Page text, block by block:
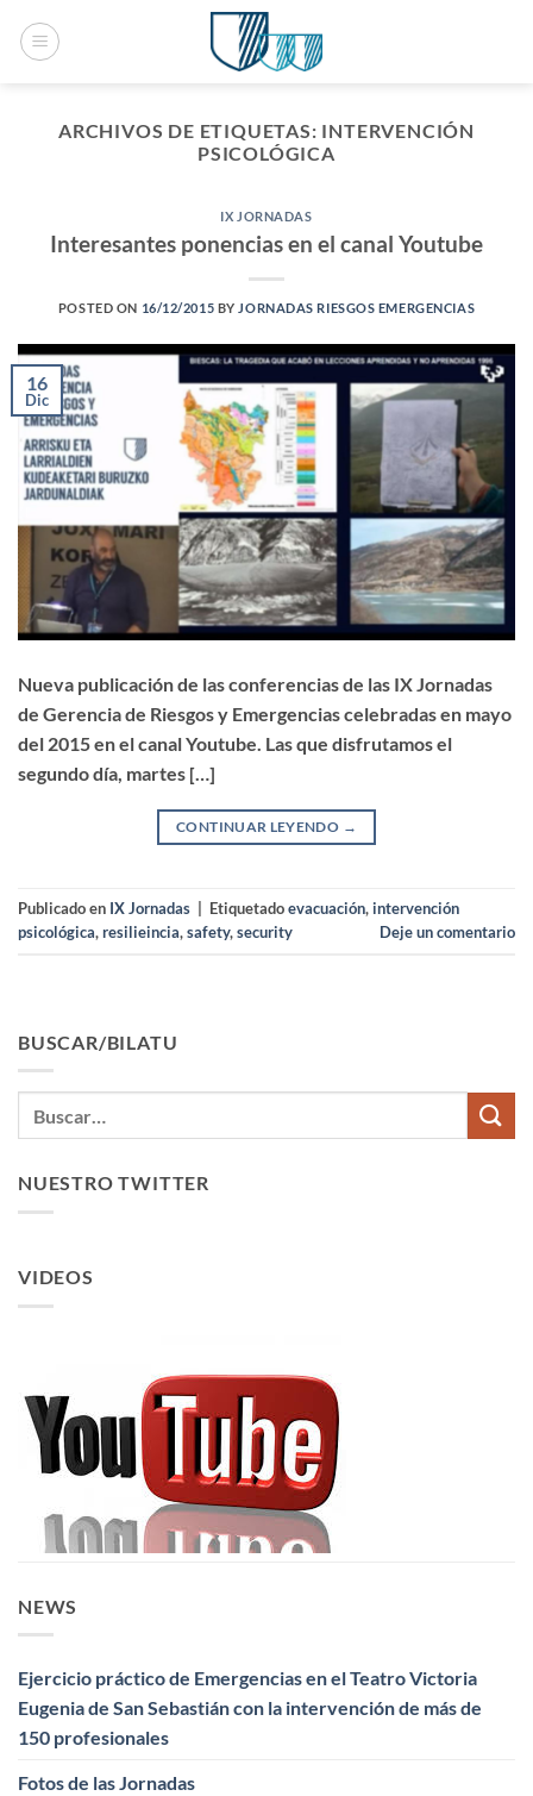
ARCHIVOS DE ETIQUETAS: INTERVENCIÓN
PSICOLÓGICA
IX JORNADAS
Interesantes ponencias en el canal Youtube
POSTED ON 16/12/2015 BY JORNADAS RIESGOS EMERGENCIAS
16
Dic
Nueva publicación de las conferencias de las IX Jornadas
de Gerencia de Riesgos y Emergencias celebradas en mayo
del 2015 en el canal Youtube. Las que disfrutamos el
segundo día, martes […]
CONTINUAR LEYENDO →
Publicado en IX Jornadas Etiquetadoevacuación,intervención
psicológica,resilieincia,safety,security Deje un comentario
BUSCAR/BILATU
NUESTRO TWITTER
VIDEOS
NEWS
Ejercicio práctico de Emergencias en el Teatro Victoria
Eugenia de San Sebastián con la intervención de más de
150 profesionales
Fotos de las Jornadas